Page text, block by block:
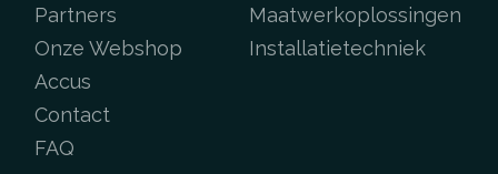
Partners
Onze Webshop
Maatwerkoplossingen
Installatietechniek
Accus
Contact
FAQ